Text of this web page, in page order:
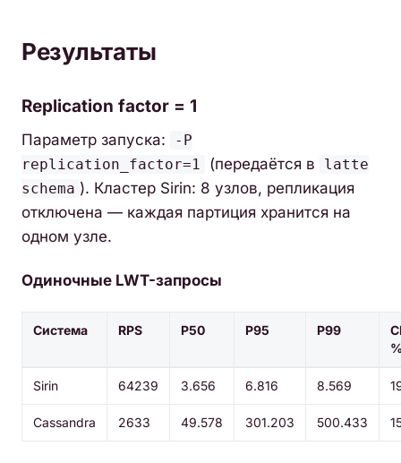
Результаты
Replication factor = 1
Параметр запуска:
-P
replication_factor=1
(передаётся в
latte
schema ). Кластер Sirin: 8 узлов, репликация
отключена — каждая партиция хранится на
одном узле.
Одиночные LWT-запросы
Система RPS P50 P95 P99
Sirin 64239 3.656 6.816 8.569
Cassandra 2633 49.578 301.203 500.433